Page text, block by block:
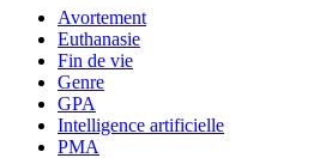
Avortement
Euthanasie
Fin de vie
Genre
GPA
Intelligence artificielle
PMA